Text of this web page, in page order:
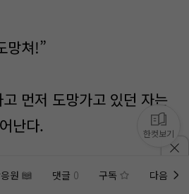
망쳐!”
먼저 도망가고 있던 자는
난다.
고 있던 곳 근처에는 저 멀
원 댓글 0 구독 다음
한컷보기
하기 미노벨 앱설치하기